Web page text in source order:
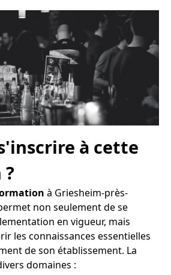
à cette
à Griesheim-près-
non seulement de se
en vigueur, mais
les connaissances essentielles
de son établissement. La
domaines :